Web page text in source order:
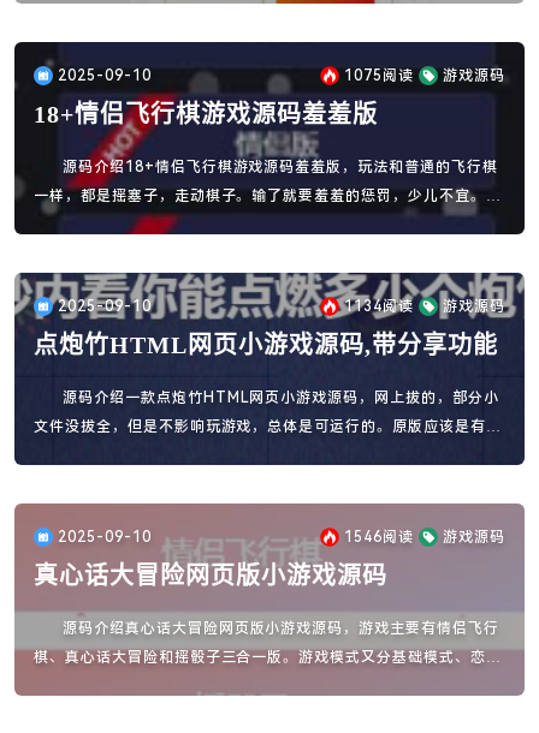
2025-09-10 1075 阅读 游戏源码
18+情侣飞行棋游戏源码羞羞版
源码介绍18+情侣飞行棋游戏源码羞羞版，玩法和普通的飞行棋
一样，都是摇塞子，走动棋子。输了就要羞羞的惩罚，少儿不宜。电
脑端测试会显示不完全，推荐使用手机浏览器打开。
2025-09-10 1134阅读 游戏源码
点炮竹HTML网页小游戏源码,带分享功能
源码介绍一款点炮竹HTML网页小游戏源码，网上拔的，部分小
文件没拔全，但是不影响玩游戏，总体是可运行的。原版应该是有音
2025-09-10 1546阅读 游戏源码
真心话大冒险网页版小游戏源码
源码介绍真心话大冒险网页版小游戏源码，游戏主要有情侣飞行
棋、真心话大冒险和摇骰子三合一版。游戏模式又分基础模式、恋爱